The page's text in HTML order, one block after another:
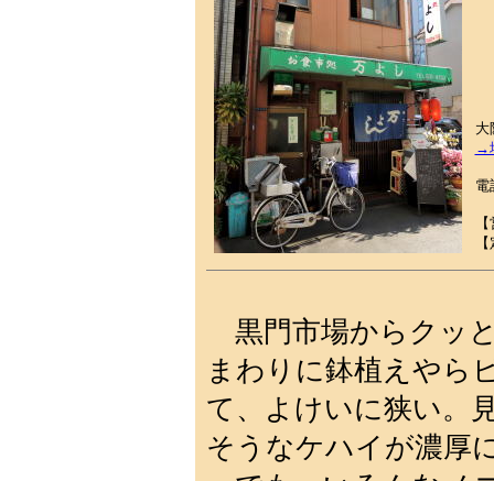
大
→
電
黒門市場からクッ
まわりに鉢植えやら
て、よけいに狭い。
そうなケハイが濃厚